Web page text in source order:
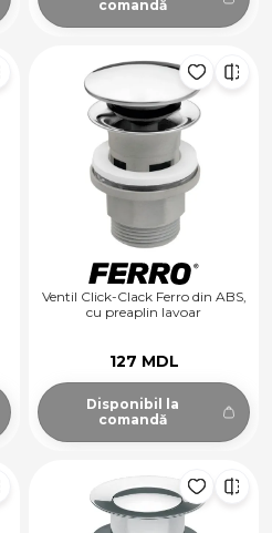
comandă
Ventil Click-Clack Ferro din ABS,
cu preaplin lavoar
127 MDL
Disponibil la
comandă